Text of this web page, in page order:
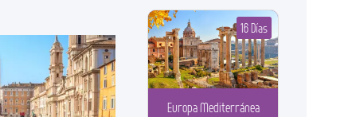
Europa Mediterránea
16 Días